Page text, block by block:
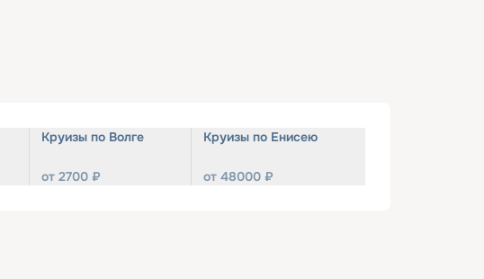
Круизы по Волге
от 2700 ₽
Круизы по Енисею
от 48000 ₽